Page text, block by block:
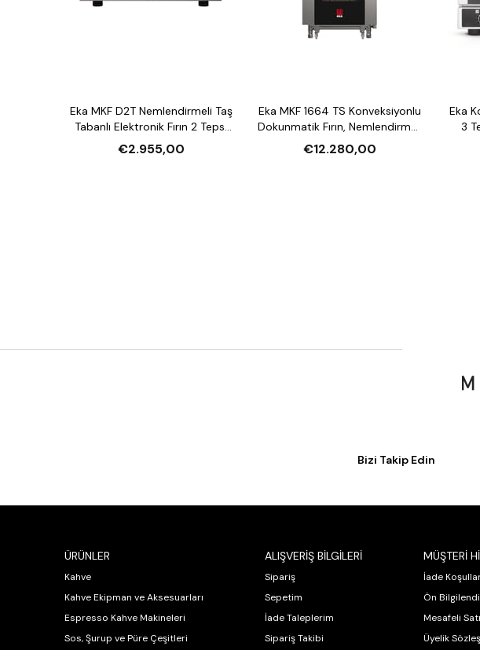
Eka MKF D2T Nemlendirmeli Taş
Tabanlı Elektronik Fırın 2 Tepsi
Kapasiteli Elektrikli
€2.955,00
Eka MKF 1664 TS Konveksiyonlu
Dokunmatik Fırın, Nemlendirmeli
16 Tepsi Kapasiteli Elektrikli
€12.280,00
Eka
3
Bizi Takip Edin
ÜRÜNLER
Kahve
Kahve Ekipman ve Aksesuarları
Espresso Kahve Makineleri
Sos, Şurup ve Püre Çeşitleri
ALIŞVERİŞ BİLGİLERİ
Sipariş
Sepetim
İade Taleplerim
Sipariş Takibi
MÜŞTERİ
İade
Ön
Mesafeli
Üyelik